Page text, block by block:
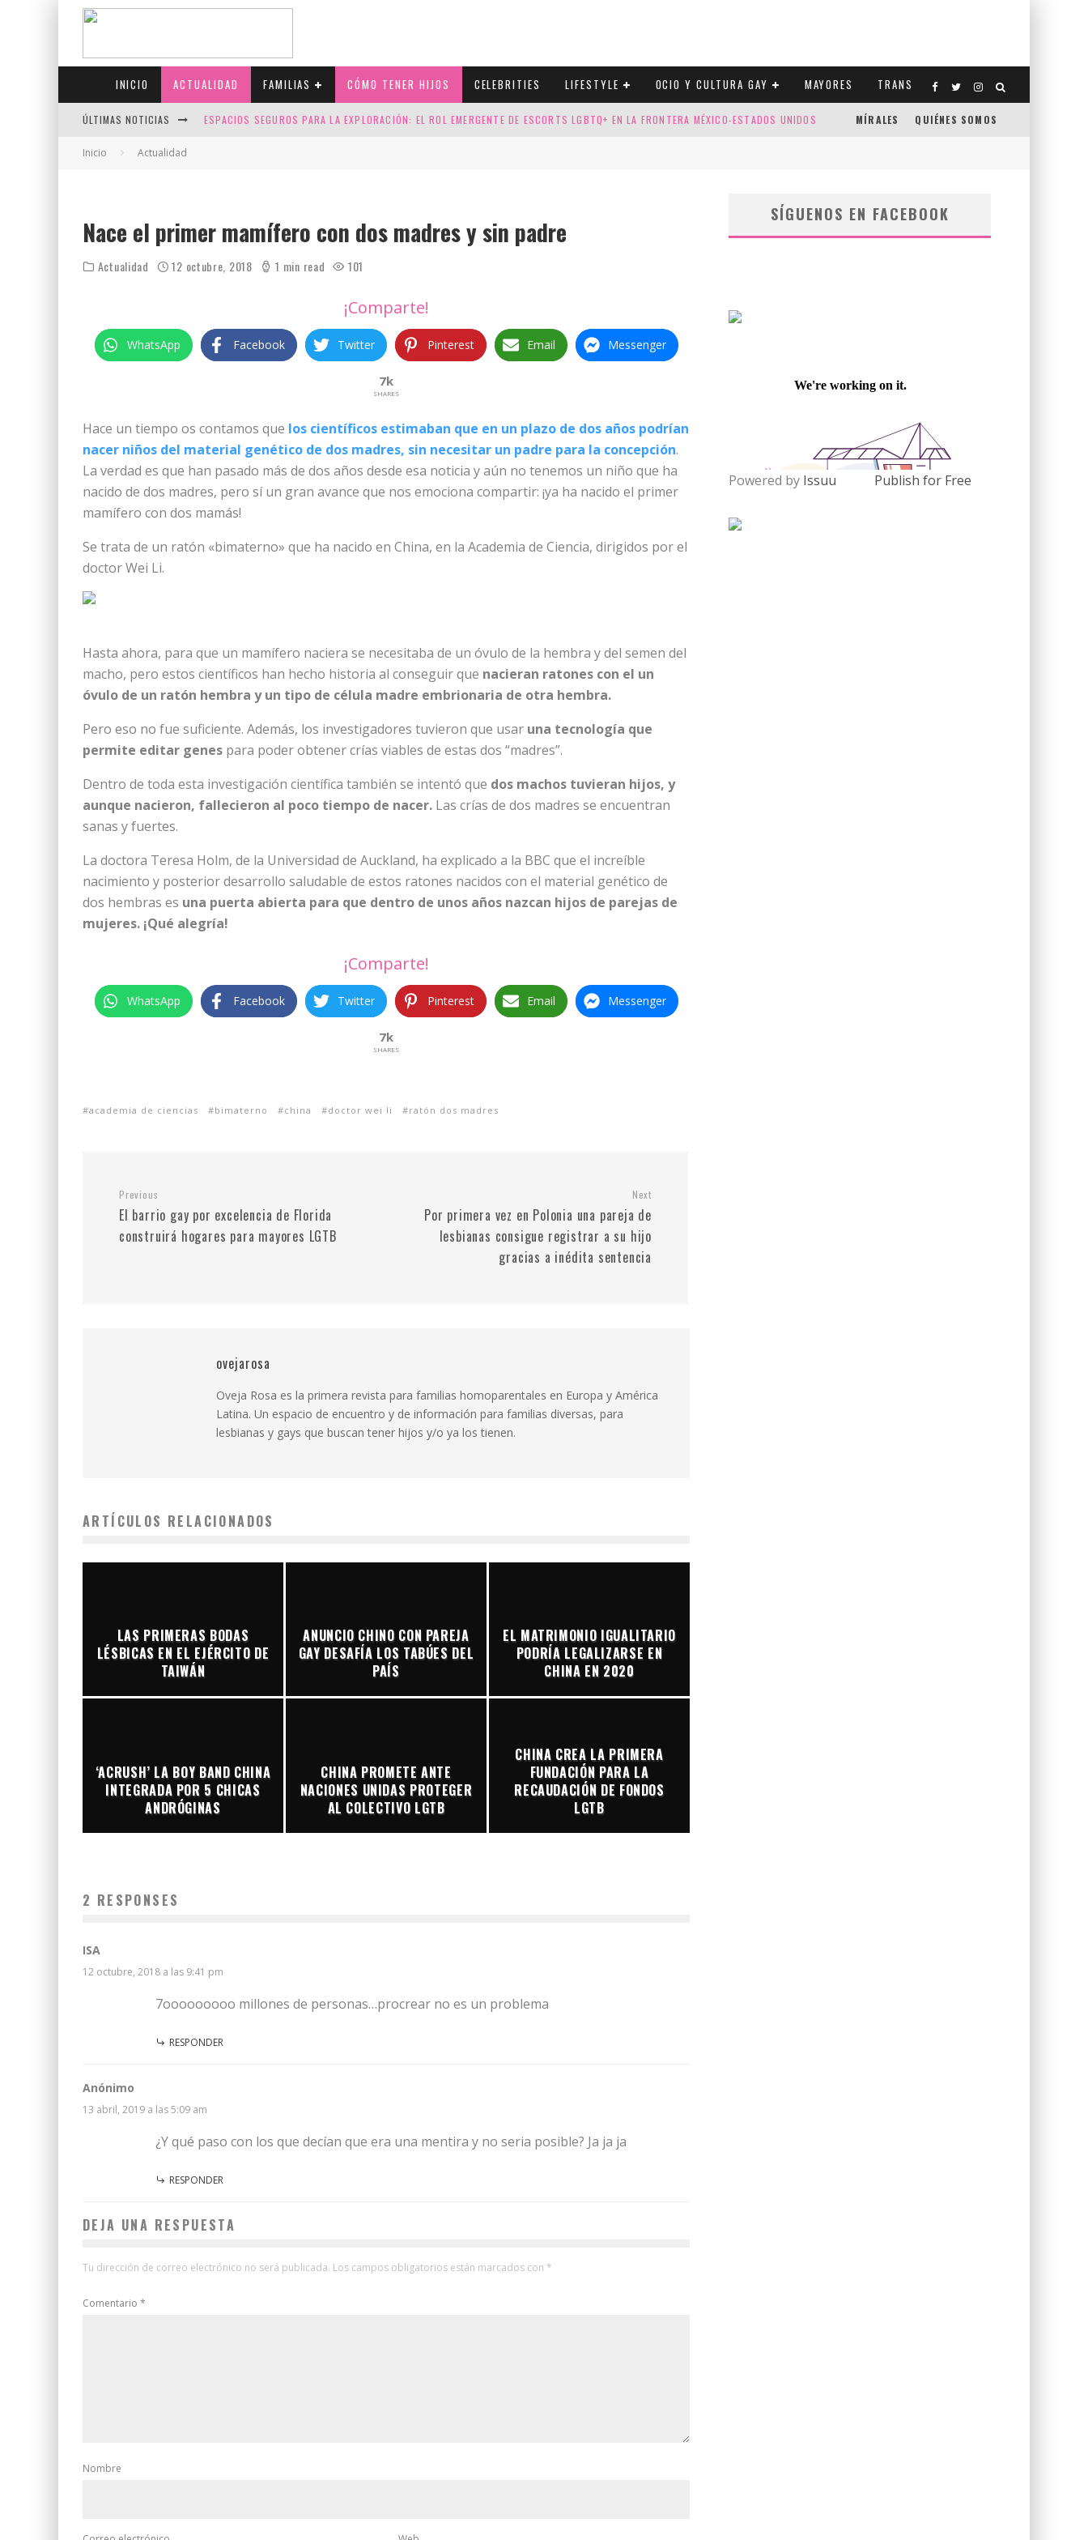
INICIO ACTUALIDAD FAMILIAS CÓMO TENER HIJOS CELEBRITIES LIFESTYLE OCIO Y CULTURA GAY MAYORES TRANS
ÚLTIMAS NOTICIAS ESPACIOS SEGUROS PARA LA EXPLORACIÓN: EL ROL EMERGENTE DE ESCORTS LGBTQ+ EN LA FRONTERA MÉXICO-ESTADOS UNIDOS MÍRALES QUIÉNES SOMOS
Inicio Actualidad
Nace el primer mamífero con dos madres y sin padre
Actualidad 12 octubre, 2018 1 min read 101
¡Comparte!
WhatsApp Facebook Twitter Pinterest Email Messenger
7k
SHARES
Hace un tiempo os contamos que los científicos estimaban que en un plazo de dos años podrían
nacer niños del material genético de dos madres, sin necesitar un padre para la concepción.
La verdad es que han pasado más de dos años desde esa noticia y aún no tenemos un niño que ha
nacido de dos madres, pero sí un gran avance que nos emociona compartir: ¡ya ha nacido el primer
mamífero con dos mamás!
Se trata de un ratón «bimaterno» que ha nacido en China, en la Academia de Ciencia, dirigidos por el
doctor Wei Li.
Hasta ahora, para que un mamífero naciera se necesitaba de un óvulo de la hembra y del semen del
macho, pero estos científicos han hecho historia al conseguir que nacieran ratones con el un
óvulo de un ratón hembra y un tipo de célula madre embrionaria de otra hembra.
Pero eso no fue suficiente. Además, los investigadores tuvieron que usar una tecnología que
permite editar genes para poder obtener crías viables de estas dos “madres”.
Dentro de toda esta investigación científica también se intentó que dos machos tuvieran hijos, y
aunque nacieron, fallecieron al poco tiempo de nacer. Las crías de dos madres se encuentran
sanas y fuertes.
La doctora Teresa Holm, de la Universidad de Auckland, ha explicado a la BBC que el increíble
nacimiento y posterior desarrollo saludable de estos ratones nacidos con el material genético de
dos hembras es una puerta abierta para que dentro de unos años nazcan hijos de parejas de
mujeres. ¡Qué alegría!
¡Comparte!
WhatsApp Facebook Twitter Pinterest Email Messenger
7k
SHARES
academia de ciencias bimaterno china doctor wei li ratón dos madres
Previous
El barrio gay por excelencia de Florida
construirá hogares para mayores LGTB
Next
Por primera vez en Polonia una pareja de
lesbianas consigue registrar a su hijo
gracias a inédita sentencia
ovejarosa
Oveja Rosa es la primera revista para familias homoparentales en Europa y América
Latina. Un espacio de encuentro y de información para familias diversas, para
lesbianas y gays que buscan tener hijos y/o ya los tienen.
ARTÍCULOS RELACIONADOS
LAS PRIMERAS BODAS
LÉSBICAS EN EL EJÉRCITO DE
TAIWÁN
ANUNCIO CHINO CON PAREJA
GAY DESAFÍA LOS TABÚES DEL
PAÍS
EL MATRIMONIO IGUALITARIO
PODRÍA LEGALIZARSE EN
CHINA EN 2020
‘ACRUSH’ LA BOY BAND CHINA
INTEGRADA POR 5 CHICAS
ANDRÓGINAS
CHINA PROMETE ANTE
NACIONES UNIDAS PROTEGER
AL COLECTIVO LGTB
CHINA CREA LA PRIMERA
FUNDACIÓN PARA LA
RECAUDACIÓN DE FONDOS
LGTB
2 RESPONSES
ISA
12 octubre, 2018 a las 9:41 pm
7ooooooooo millones de personas…procrear no es un problema
RESPONDER
Anónimo
13 abril, 2019 a las 5:09 am
¿Y qué paso con los que decían que era una mentira y no seria posible? Ja ja ja
RESPONDER
DEJA UNA RESPUESTA
Tu dirección de correo electrónico no será publicada. Los campos obligatorios están marcados con *
Comentario *
Nombre
SÍGUENOS EN FACEBOOK
Powered by Issuu Publish for Free